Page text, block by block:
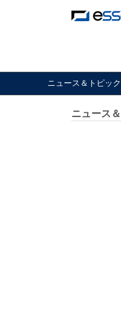
ニュース＆トピッ
ニュース